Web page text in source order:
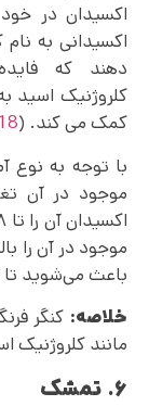
اکسیدان در
اکسیدانی به
دهند که
کلروژنیک اسید
کمک می کند. (
با توجه به نوع
موجود در آن
موجود در آن را
باعث می‌شوید تا
خلاصه: کنگر
مانند کلروژنیک
۶. تمشک